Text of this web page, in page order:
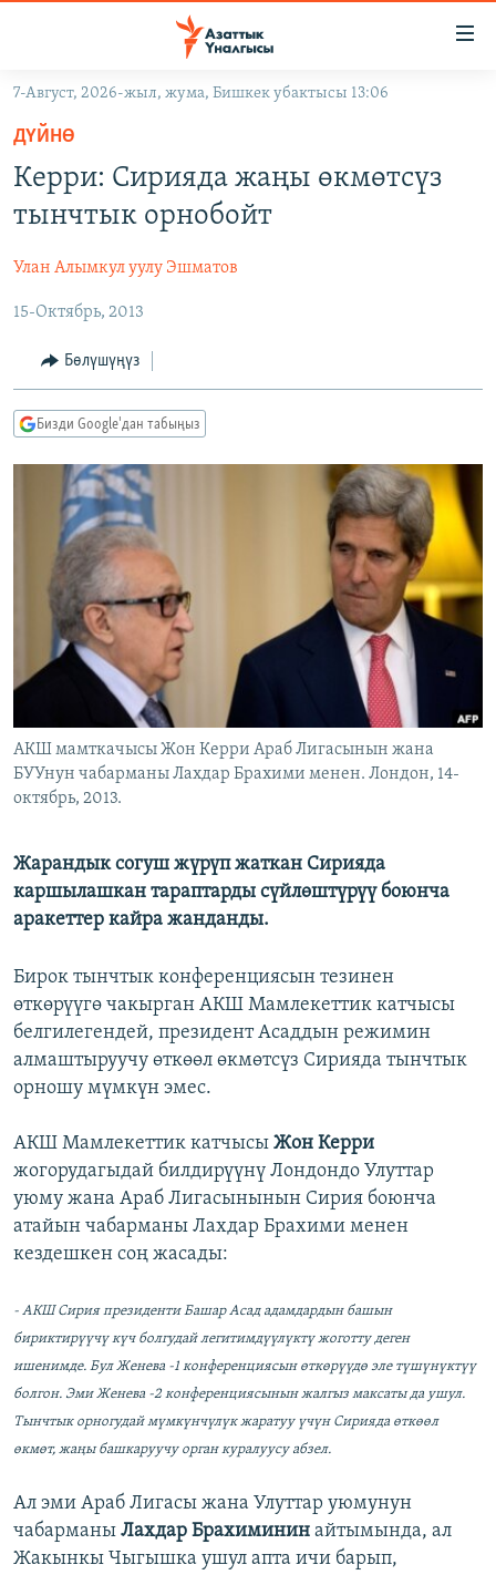
Навигацияга
өтүңүз
Издөөгө
салыңыз
ЖАҢЫЛЫКТАР
КЫРГЫЗСТАН
ЭКОНОМИКА
МАДАНИЯТ
ДҮЙНӨ
БОРБОР АЗИЯ
АТАЙЫН ИЛИКТӨӨ
ТВ ПРОГРАММАЛАР
БҮГҮН АЗАТТЫКТА
БИЗ ЖАНА ДҮЙНӨ
ДАНИСТЕ
ЭЖЕ-СИҢДИЛЕР
АЗАТТЫК+
ЫҢГАЙСЫЗ СУРООЛОР
ПОДКАСТ
ӨЗГӨЧӨ ПИКИР
ОНЛАЙН ШЕРИНЕ
ЭЕ/АРнун бардык сайттары
7-Август, 2026-жыл, жума, Бишкек убактысы 13:06
ДҮЙНӨ
Керри: Сирияда жаңы өкмөтсүз
тынчтык орнобойт
Улан Алымкул уулу Эшматов
15-Октябрь, 2013
Бөлүшүңүз
Бизди Google'дан табыңыз
АКШ мамткачысы Жон Керри Араб Лигасынын жана
БУУнун чабарманы Лахдар Брахими менен. Лондон, 14-
октябрь, 2013.
Жарандык согуш жүрүп жаткан Сирияда
каршылашкан тараптарды сүйлөштүрүү боюнча
аракеттер кайра жанданды.
Бирок тынчтык конференциясын тезинен
өткөрүүгө чакырган АКШ Мамлекеттик катчысы
белгилегендей, президент Асаддын режимин
алмаштыруучу өткөөл өкмөтсүз Сирияда тынчтык
орношу мүмкүн эмес.
АКШ Мамлекеттик катчысы Жон Керри
жогорудагыдай билдирүүнү Лондондо Улуттар
уюму жана Араб Лигасынынын Сирия боюнча
атайын чабарманы Лахдар Брахими менен
кездешкен соң жасады:
- АКШ Сирия президенти Башар Асад адамдардын башын
бириктирүүчү күч болгудай легитимдүүлүктү жоготту деген
ишенимде. Бул Женева -1 конференциясын өткөрүүдө эле түшүнүктүү
болгон. Эми Женева -2 конференциясынын жалгыз максаты да ушул.
Тынчтык орногудай мүмкүнчүлүк жаратуу үчүн Сирияда өткөөл
өкмөт, жаңы башкаруучу орган куралуусу абзел.
Ал эми Араб Лигасы жана Улуттар уюмунун
чабарманы Лахдар Брахиминин айтымында, ал
Жакынкы Чыгышка ушул апта ичи барып,